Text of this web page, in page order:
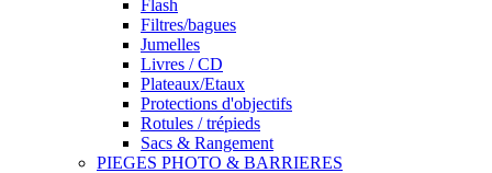
Flash
Filtres/bagues
Jumelles
Livres / CD
Plateaux/Etaux
Protections d'objectifs
Rotules / trépieds
Sacs & Rangement
PIEGES PHOTO & BARRIERES